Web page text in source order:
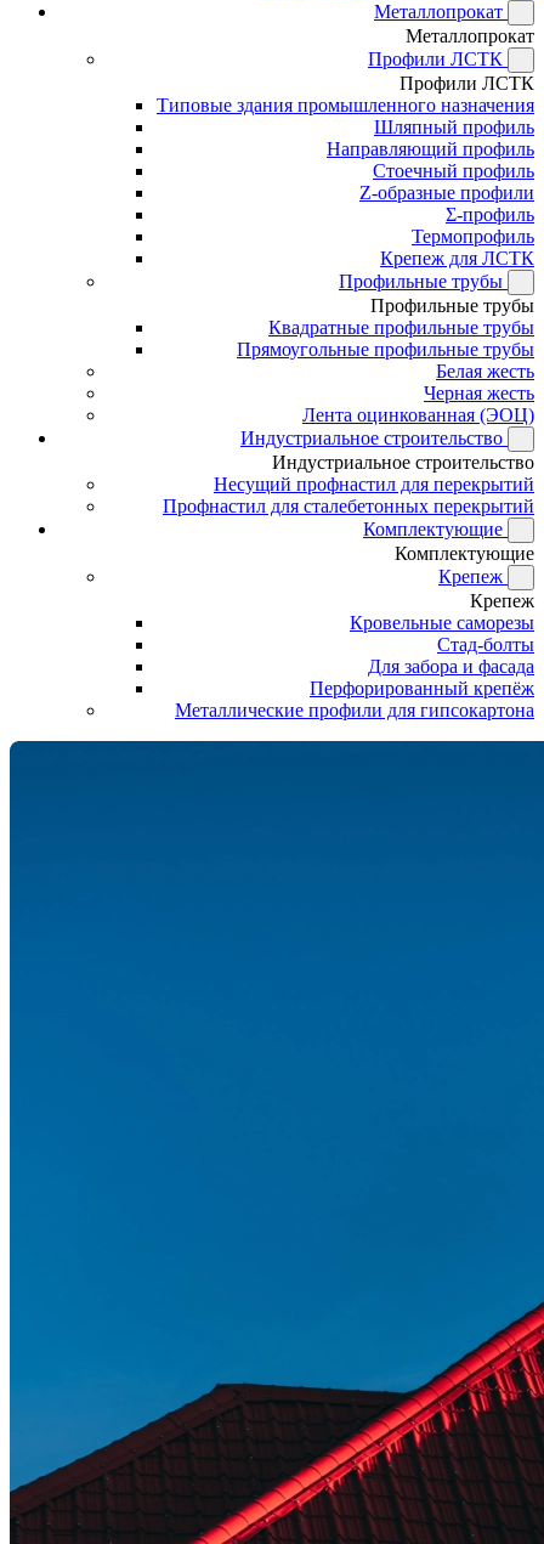
Металлопрокат
Металлопрокат
Профили ЛСТК
Профили ЛСТК
Типовые здания промышленного назначения
Шляпный профиль
Направляющий профиль
Стоечный профиль
Z-образные профили
Σ-профиль
Термопрофиль
Крепеж для ЛСТК
Профильные трубы
Профильные трубы
Квадратные профильные трубы
Прямоугольные профильные трубы
Белая жесть
Черная жесть
Лента оцинкованная (ЭОЦ)
Индустриальное строительство
Индустриальное строительство
Несущий профнастил для перекрытий
Профнастил для сталебетонных перекрытий
Комплектующие
Комплектующие
Крепеж
Крепеж
Кровельные саморезы
Стад-болты
Для забора и фасада
Перфорированный крепёж
Металлические профили для гипсокартона